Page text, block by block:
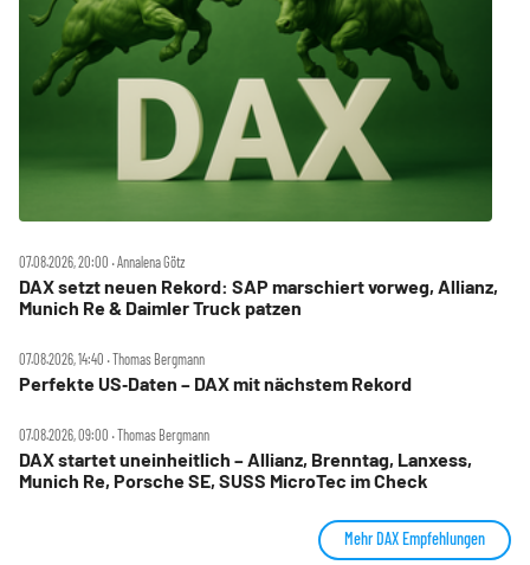
07.08.2026, 20:00 ‧ Annalena Götz
DAX setzt neuen Rekord: SAP marschiert vorweg, Allianz,
Munich Re & Daimler Truck patzen
07.08.2026, 14:40 ‧ Thomas Bergmann
Perfekte US‑Daten – DAX mit nächstem Rekord
07.08.2026, 09:00 ‧ Thomas Bergmann
DAX startet uneinheitlich – Allianz, Brenntag, Lanxess,
Munich Re, Porsche SE, SUSS MicroTec im Check
Mehr DAX Empfehlungen